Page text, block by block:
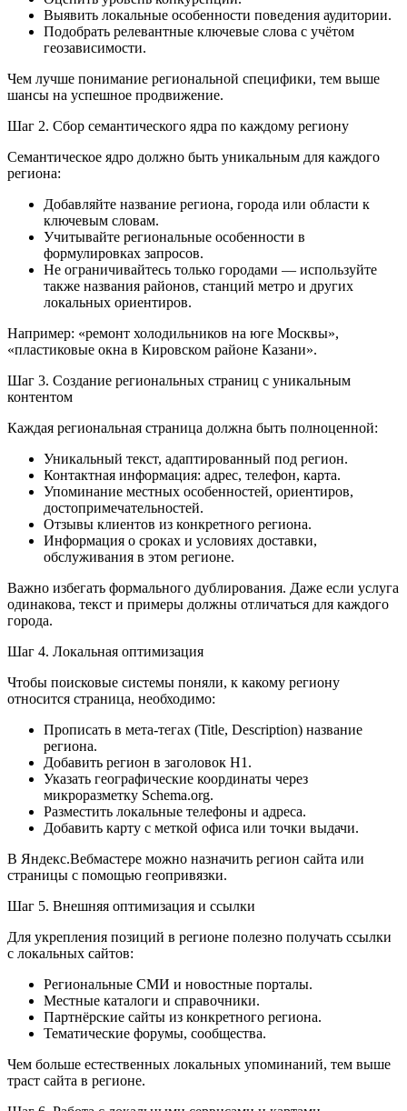
Выявить локальные особенности поведения аудитории.
Подобрать релевантные ключевые слова с учётом
геозависимости.
Чем лучше понимание региональной специфики, тем выше
шансы на успешное продвижение.
Шаг 2. Сбор семантического ядра по каждому региону
Семантическое ядро должно быть уникальным для каждого
региона:
Добавляйте название региона, города или области к
ключевым словам.
Учитывайте региональные особенности в
формулировках запросов.
Не ограничивайтесь только городами — используйте
также названия районов, станций метро и других
локальных ориентиров.
Например: «ремонт холодильников на юге Москвы»,
«пластиковые окна в Кировском районе Казани».
Шаг 3. Создание региональных страниц с уникальным
контентом
Каждая региональная страница должна быть полноценной:
Уникальный текст, адаптированный под регион.
Контактная информация: адрес, телефон, карта.
Упоминание местных особенностей, ориентиров,
достопримечательностей.
Отзывы клиентов из конкретного региона.
Информация о сроках и условиях доставки,
обслуживания в этом регионе.
Важно избегать формального дублирования. Даже если услуга
одинакова, текст и примеры должны отличаться для каждого
города.
Шаг 4. Локальная оптимизация
Чтобы поисковые системы поняли, к какому региону
относится страница, необходимо:
Прописать в мета-тегах (Title, Description) название
региона.
Добавить регион в заголовок H1.
Указать географические координаты через
микроразметку Schema.org.
Разместить локальные телефоны и адреса.
Добавить карту с меткой офиса или точки выдачи.
В Яндекс.Вебмастере можно назначить регион сайта или
страницы с помощью геопривязки.
Шаг 5. Внешняя оптимизация и ссылки
Для укрепления позиций в регионе полезно получать ссылки
с локальных сайтов:
Региональные СМИ и новостные порталы.
Местные каталоги и справочники.
Партнёрские сайты из конкретного региона.
Тематические форумы, сообщества.
Чем больше естественных локальных упоминаний, тем выше
траст сайта в регионе.